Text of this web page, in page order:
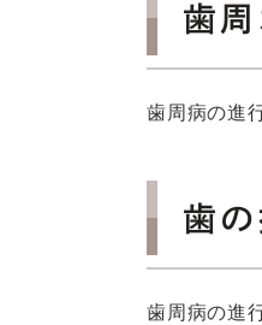
歯
歯周病の進
歯
歯周病の進